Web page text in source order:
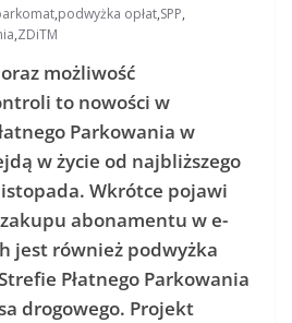
,podwyżka opłat,SPP,
,ZDiTM
możliwość
to nowości w
Parkowania w
w życie od najbliższego
Wkrótce pojawi
abonamentu w e-
jest również podwyżka
Płatnego Parkowania
drogowego. Projekt